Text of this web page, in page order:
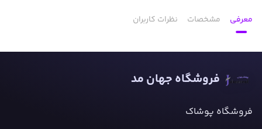
معرفی مشخصات نظرات کاربران
فروشگاه جهان مد
فروشگاه پوشاک